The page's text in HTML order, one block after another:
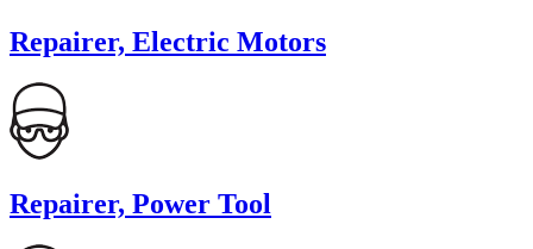
Repairer, Electric Motors
Repairer, Power Tool